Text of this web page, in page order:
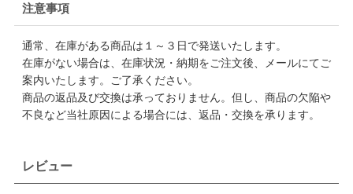
注意事項
通常、在庫がある商品は１～３日で発送いたします。
在庫がない場合は、在庫状況・納期をご注文後、メールにてご
案内いたします。ご了承ください。
商品の返品及び交換は承っておりません。但し、商品の欠陥や
不良など当社原因による場合には、返品・交換を承ります。
レビュー